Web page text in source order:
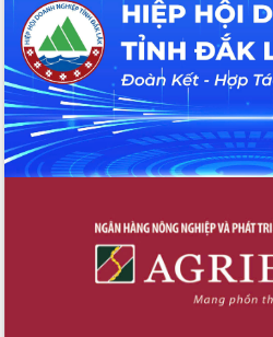
hiện nhiệm vụ quản lý tài sản công
hàng tuần
Tháo gỡ những vướng mắc, đẩy mạnh
công tác cải cách thủ tục hành chính
tại Trung tâm Phục vụ hành chính
công tỉnh
Đắk Lắk: Tôn vinh 46 giải pháp tại Hội
thi Sáng tạo Kỹ thuật 2024 - 2025
về phát triển nuôi trồng thủy sản
Phó Chủ tịch UBND tỉnh Đắk Lắk
Trương Công Thái kiểm tra thực địa
Dự án cao tốc Khánh Hòa - Buôn Ma